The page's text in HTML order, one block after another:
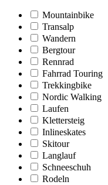
Mountainbike
Transalp
Wandern
Bergtour
Rennrad
Fahrrad Touring
Trekkingbike
Nordic Walking
Laufen
Klettersteig
Inlineskates
Skitour
Langlauf
Schneeschuh
Rodeln